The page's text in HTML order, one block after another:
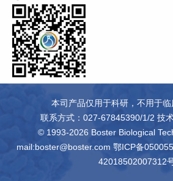
本司产品仅用于科研，不用于
联系方式：027-67845390/1/2 技术
© 1993-2026 Boster Biological
mail:boster@boster.com 鄂ICP备
42018502007312